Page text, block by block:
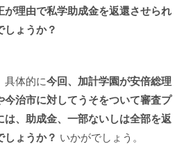
が理由で私学助成金を返還させられ
しょうか？
具体的に今回、加計学園が安倍総理
今治市に対してうそをついて審査プ
は、助成金、一部ないしは全部を返
しょうか？ いかがでしょう。